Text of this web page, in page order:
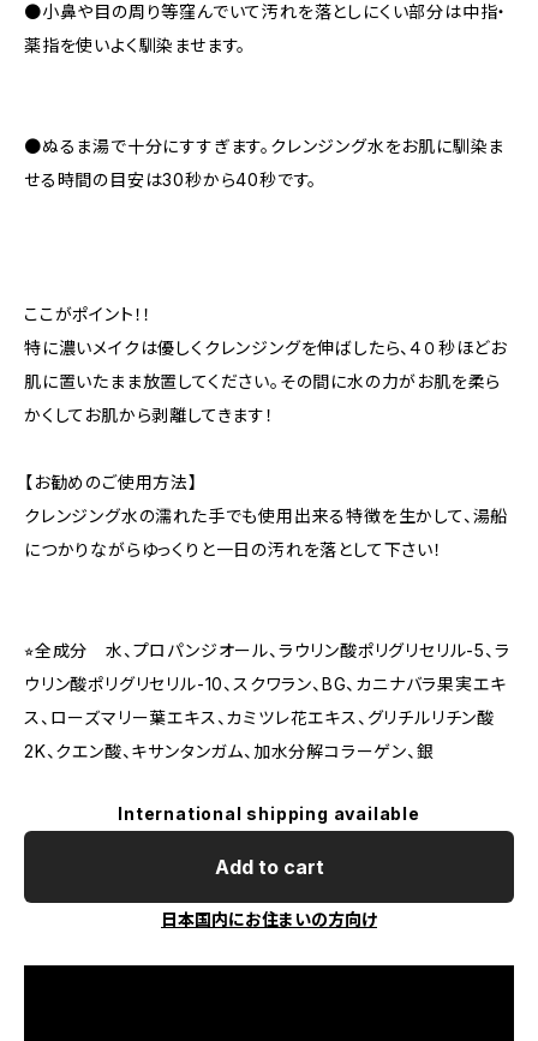
●小鼻や目の周り等窪んでいて汚れを落としにくい部分は中指・
薬指を使いよく馴染ませます。
●ぬるま湯で十分にすすぎます。クレンジング水をお肌に馴染ま
せる時間の目安は30秒から40秒です。
ここがポイント！！
特に濃いメイクは優しくクレンジングを伸ばしたら、４０秒ほどお
肌に置いたまま放置してください。その間に水の力がお肌を柔ら
かくしてお肌から剥離してきます！
【お勧めのご使用方法】
クレンジング水の濡れた手でも使用出来る特徴を生かして、湯船
につかりながらゆっくりと一日の汚れを落として下さい！
⭐︎全成分 水、プロパンジオール、ラウリン酸ポリグリセリル-5、ラ
ウリン酸ポリグリセリル-10、スクワラン、BG、カニナバラ果実エキ
ス、ローズマリー葉エキス、カミツレ花エキス、グリチルリチン酸
2K、クエン酸、キサンタンガム、加水分解コラーゲン、銀
International shipping available
Add to cart
日本国内にお住まいの方向け